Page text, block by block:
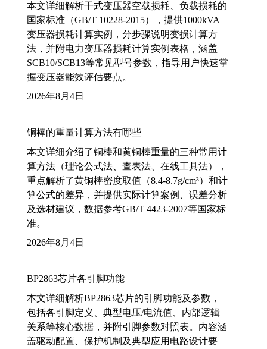
本文详细解析干式变压器空载损耗、负载损耗的
国家标准（GB/T 10228-2015），提供1000kVA
变压器损耗计算实例，分步骤说明变损计算方
法，并附电力变压器损耗计算实例表格，涵盖
SCB10/SCB13等常见型号参数，指导用户快速掌
握变压器能效评估要点。
2026年8月4日
铜棒的重量计算方法有哪些
本文详细介绍了铜棒和黄铜棒重量的三种常用计
算方法（理论公式法、查表法、在线工具法），
重点解析了黄铜棒密度取值（8.4-8.7g/cm³）和计
算公式的差异，并提供实际计算案例、误差分析
及选材建议，数据参考GB/T 4423-2007等国家标
准。
2026年8月4日
BP2863芯片各引脚功能
本文详细解析BP2863芯片的引脚功能及参数，
包括各引脚定义、典型电压/电流值、内部逻辑
关系等核心数据，并附引脚参数对照表。内容涵
盖驱动配置、保护机制及典型应用电路设计要